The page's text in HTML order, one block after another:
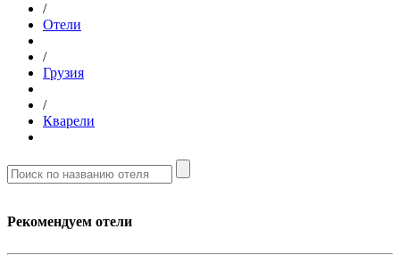
/
Отели
/
Грузия
/
Кварели
Рекомендуем отели